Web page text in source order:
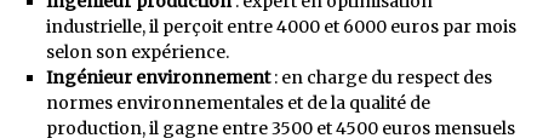
industrielle, il perçoit entre 4000 et 6000 euros par mois
selon son expérience.
Ingénieur environnement: en charge du respect des
normes environnementales et de la qualité de
production, il gagne entre 3500 et 4500 euros mensuels